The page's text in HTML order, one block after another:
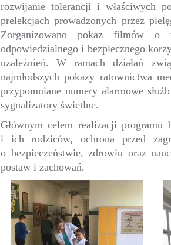
rozwijanie tolerancji i właściwych
prelekcjach prowadzonych przez
Zorganizowano pokaz filmów o
odpowiedzialnego i bezpiecznego
uzależnień. W ramach działań
najmłodszych pokazy ratownictwa
przypomniane numery alarmowe
sygnalizatory świetlne.
Głównym celem realizacji programu
i ich rodziców, ochrona przed
o bezpieczeństwie, zdrowiu oraz
postaw i zachowań.